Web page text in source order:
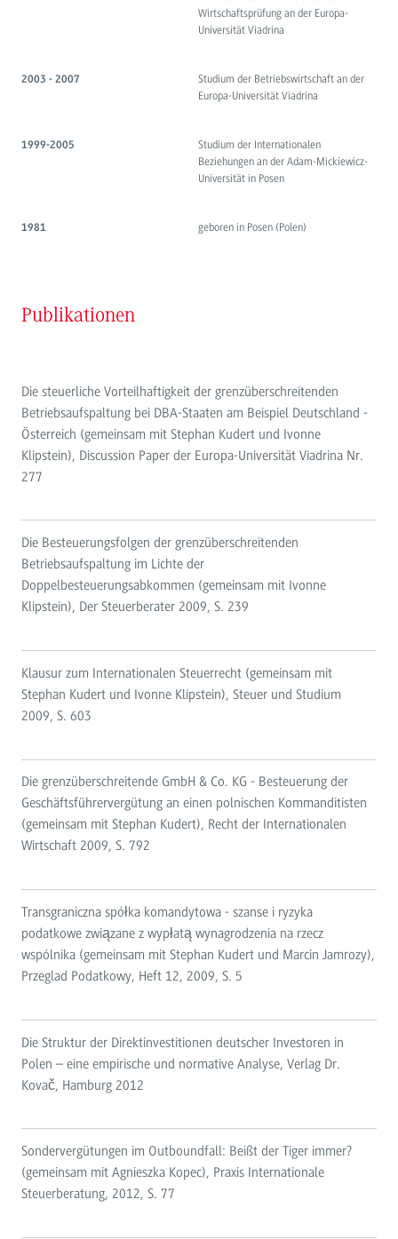
Wirtschaftsprüfung an der Europa-
Universität Viadrina
2003 - 2007
Studium der Betriebswirtschaft an der
Europa-Universität Viadrina
1999-2005
Studium der Internationalen
Beziehungen an der Adam-Mickiewicz-
Universität in Posen
1981 geboren in Posen (Polen)
Publikationen
Die steuerliche Vorteilhaftigkeit der grenzüberschreitenden
Betriebsaufspaltung bei DBA-Staaten am Beispiel Deutschland -
Österreich (gemeinsam mit Stephan Kudert und Ivonne
Klipstein), Discussion Paper der Europa-Universität Viadrina Nr.
277
Die Besteuerungsfolgen der grenzüberschreitenden
Betriebsaufspaltung im Lichte der
Doppelbesteuerungsabkommen (gemeinsam mit Ivonne
Klipstein), Der Steuerberater 2009, S. 239
Klausur zum Internationalen Steuerrecht (gemeinsam mit
Stephan Kudert und Ivonne Klipstein), Steuer und Studium
2009, S. 603
Die grenzüberschreitende GmbH & Co. KG - Besteuerung der
Geschäftsführervergütung an einen polnischen Kommanditisten
(gemeinsam mit Stephan Kudert), Recht der Internationalen
Wirtschaft 2009, S. 792
Transgraniczna spółka komandytowa - szanse i ryzyka
podatkowe związane z wypłatą wynagrodzenia na rzecz
wspólnika (gemeinsam mit Stephan Kudert und Marcin Jamrozy),
Przeglad Podatkowy, Heft 12, 2009, S. 5
Die Struktur der Direktinvestitionen deutscher Investoren in
Polen – eine empirische und normative Analyse, Verlag Dr.
Kovač, Hamburg 2012
Sondervergütungen im Outboundfall: Beißt der Tiger immer?
(gemeinsam mit Agnieszka Kopec), Praxis Internationale
Steuerberatung, 2012, S. 77